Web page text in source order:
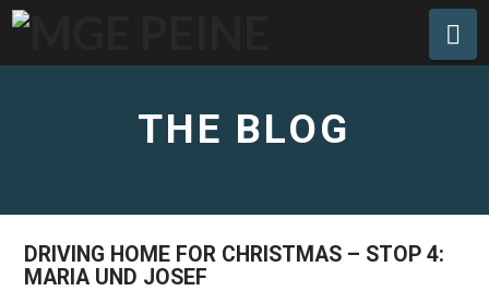
THE BLOG
DRIVING HOME FOR CHRISTMAS – STOP 4:
MARIA UND JOSEF